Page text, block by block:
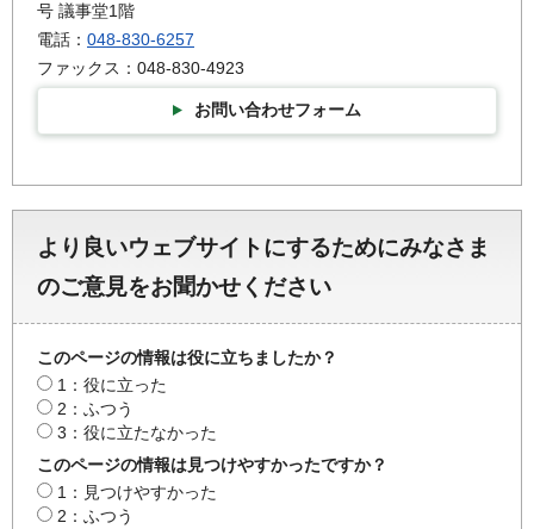
号 議事堂1階
電話： 048-830-6257
ファックス：048-830-4923
お問い合わせフォーム
より良いウェブサイトにするためにみなさま
のご意見をお聞かせください
このページの情報は役に立ちましたか？
1：役に立った
2：ふつう
3：役に立たなかった
このページの情報は見つけやすかったですか？
1：見つけやすかった
2：ふつう